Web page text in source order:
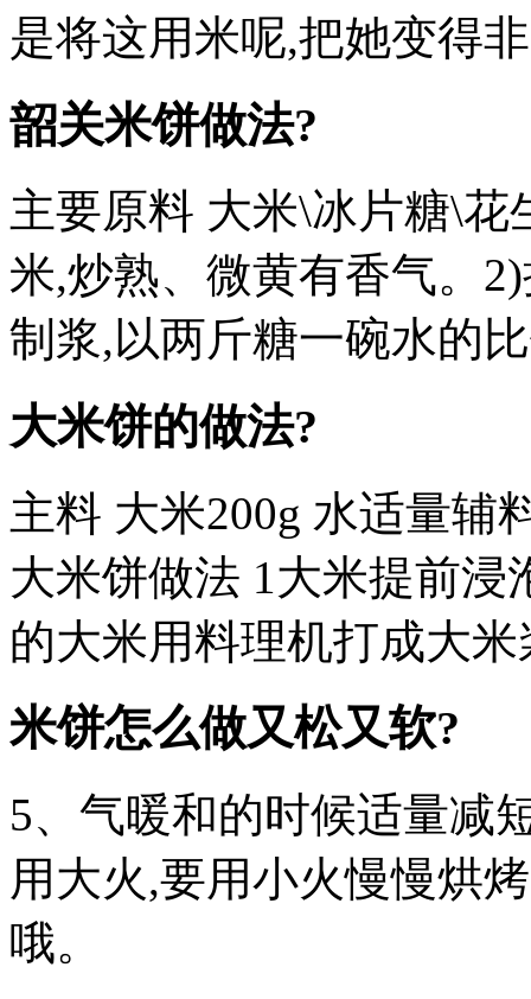
是将这用米呢,把她变得
韶关米饼做法?
主要原料 大米\冰片糖\
米,炒熟、微黄有香气。
制浆,以两斤糖一碗水的
大米饼的做法?
主料 大米200g 水适量辅
大米饼做法 1大米提前浸
的大米用料理机打成大
米饼怎么做又松又软?
5、气暖和的时候适量减
用大火,要用小火慢慢烘
哦。